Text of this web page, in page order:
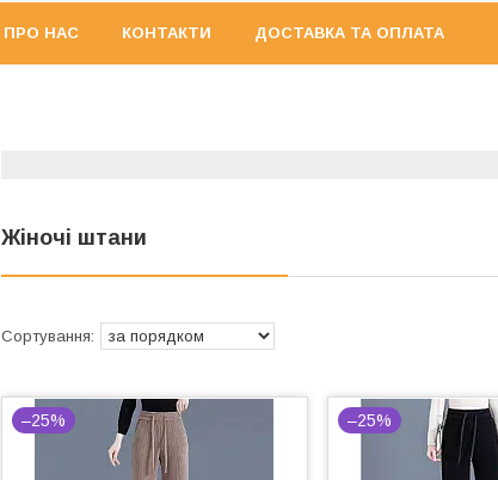
ПРО НАС КОНТАКТИ ДОСТАВКА ТА ОПЛАТА
Жіночі штани
–25% –25%